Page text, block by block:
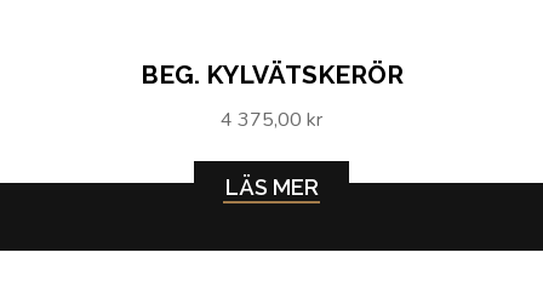
BEG. KYLVÄTSKERÖR
4 375,00 kr
LÄS MER